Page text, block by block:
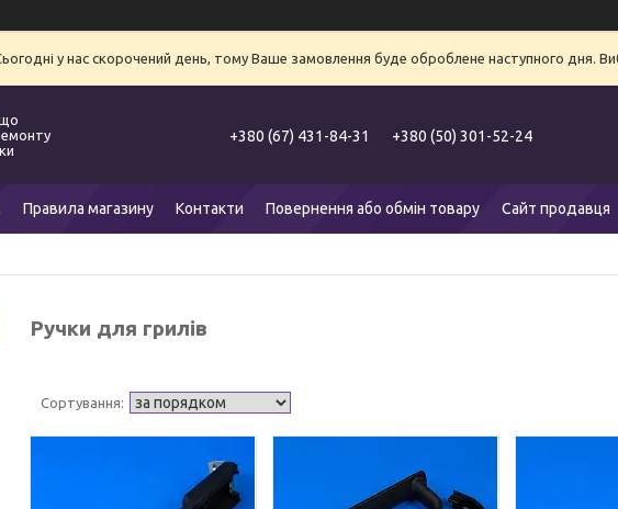
у нас скорочений день, тому Ваше замовлення буде оброблене наступного дня.
+380 (67) 431-84-31 +380 (50) 301-52-24
Правила магазину Контакти Повернення або обмін товару Сайт продавця
Ручки для грилів